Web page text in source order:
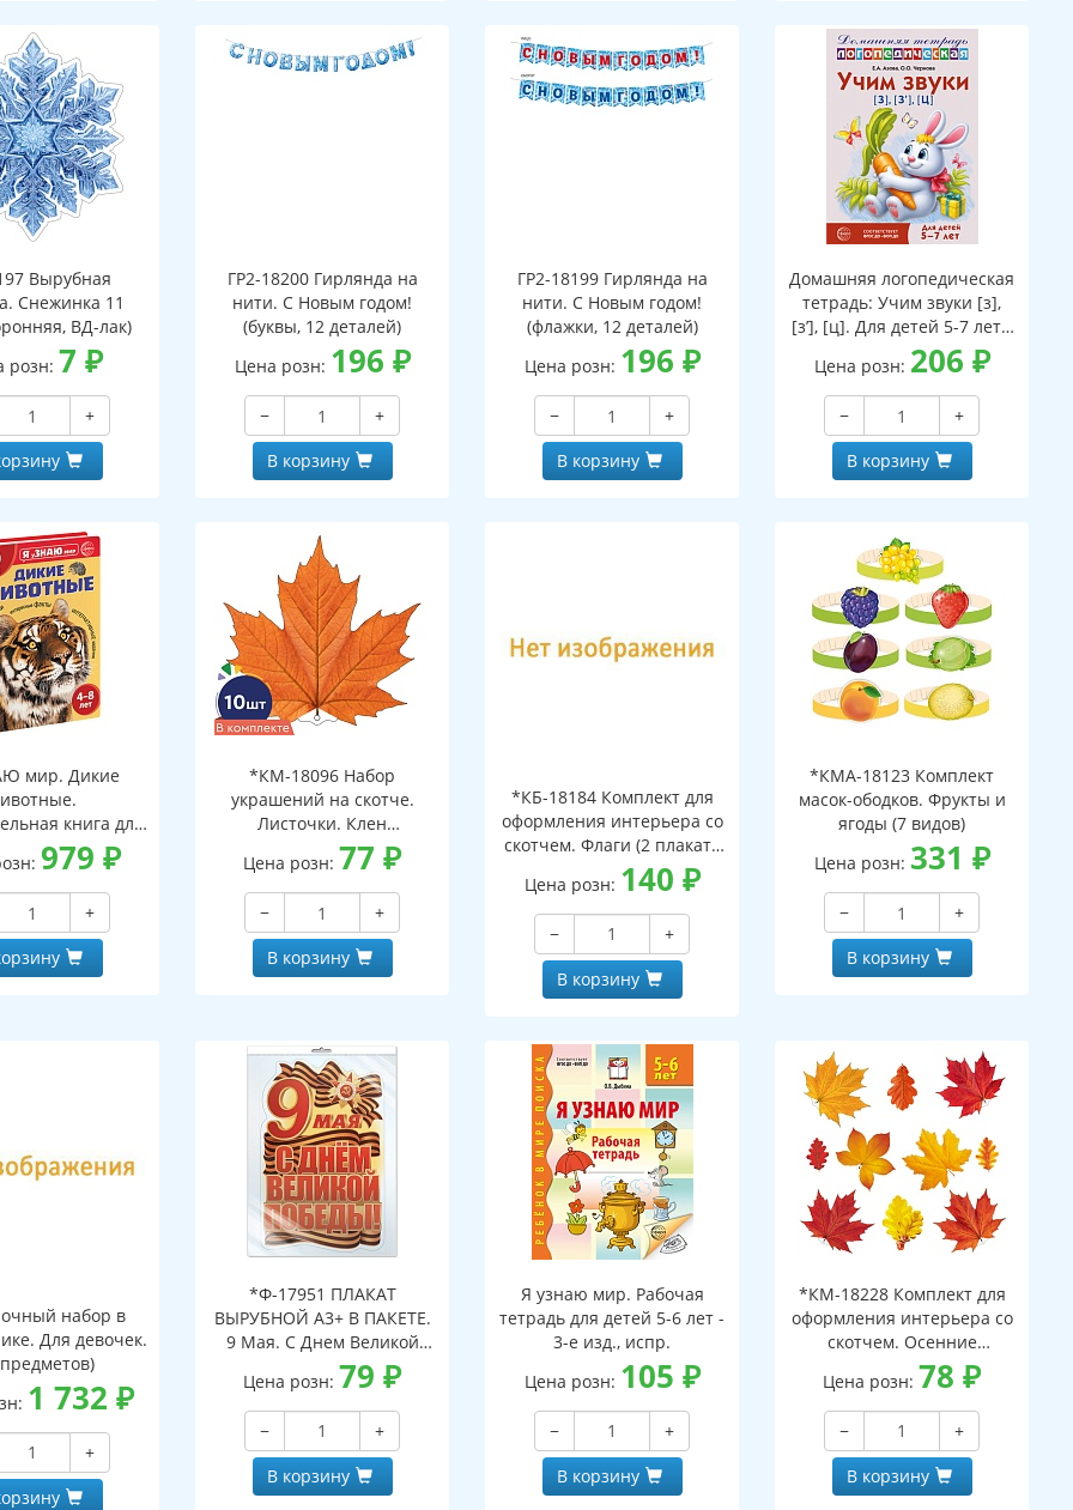
Вырубная
Снежинка 11
ВД-лак)
розн: 7 ₽
+
ГР2-18200 Гирлянда на
нити. С Новым годом!
(буквы, 12 деталей)
Цена розн: 196 ₽
−
+
В корзину
ГР2-18199 Гирлянда на
нити. С Новым годом!
(флажки, 12 деталей)
Цена розн: 196 ₽
−
+
В корзину
Домашняя логопедическая
тетрадь: Учим звуки [з],
[з’], [ц]. Для детей 5-7 лет -
3-е изд.
Цена розн: 206 ₽
−
+
В корзину
мир. Дикие
книга для
4-8 лет
979 ₽
+
*КМ-18096 Набор
украшений на скотче.
Листочки. Клен
наборе, двухсторонний,
ВД-лак)
Цена розн: 77₽
−
+
В корзину
*КБ-18184 Комплект для
оформления интерьера со
скотчем. Флаги (2 плаката
А3)
Цена розн: 140 ₽
−
+
В корзину
*КМА-18123 Комплект
масок-ободков. Фрукты и
ягоды (7 видов)
Цена розн: 331 ₽
−
+
В корзину
набор в
Для девочек.
1 732 ₽
+
*Ф-17951 ПЛАКАТ
ВЫРУБНОЙ А3+ В ПАКЕТЕ.
9 Мая. С Днем Великой
Победы! (двухсторонний,
ВД-лак, в индивидуальной
упаковке, с европодвесом
и клеевым клапаном)
Цена розн: 79₽
−
+
В корзину
Я узнаю мир. Рабочая
тетрадь для детей 5-6 лет -
3-е изд., испр.
Цена розн: 105 ₽
−
+
В корзину
*КМ-18228 Комплект для
оформления интерьера со
скотчем. Осенние
листочки-2 (10 видов)
Цена розн: 78₽
−
+
В корзину